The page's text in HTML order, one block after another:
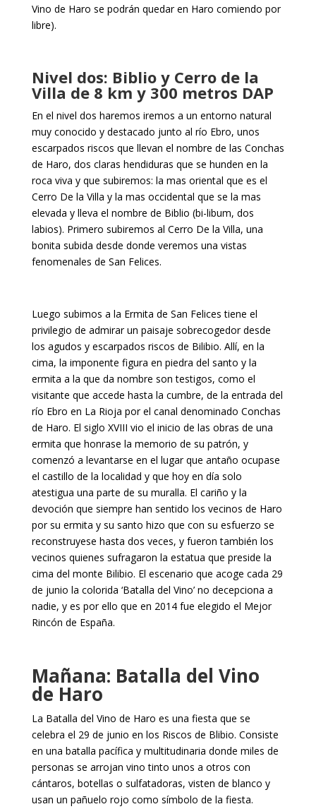
Vino de Haro se podrán quedar en Haro comiendo por
libre).
Nivel dos: Biblio y Cerro de la
Villa de 8 km y 300 metros DAP
En el nivel dos haremos iremos a un entorno natural
muy conocido y destacado junto al río Ebro, unos
escarpados riscos que llevan el nombre de las Conchas
de Haro, dos claras hendiduras que se hunden en la
roca viva y que subiremos: la mas oriental que es el
Cerro De la Villa y la mas occidental que se la mas
elevada y lleva el nombre de Biblio (bi-libum, dos
labios). Primero subiremos al Cerro De la Villa, una
bonita subida desde donde veremos una vistas
fenomenales de San Felices.
Luego subimos a la Ermita de San Felices tiene el
privilegio de admirar un paisaje sobrecogedor desde
los agudos y escarpados riscos de Bilibio. Allí, en la
cima, la imponente figura en piedra del santo y la
ermita a la que da nombre son testigos, como el
visitante que accede hasta la cumbre, de la entrada del
río Ebro en La Rioja por el canal denominado Conchas
de Haro. El siglo XVIII vio el inicio de las obras de una
ermita que honrase la memorio de su patrón, y
comenzó a levantarse en el lugar que antaño ocupase
el castillo de la localidad y que hoy en día solo
atestigua una parte de su muralla. El cariño y la
devoción que siempre han sentido los vecinos de Haro
por su ermita y su santo hizo que con su esfuerzo se
reconstruyese hasta dos veces, y fueron también los
vecinos quienes sufragaron la estatua que preside la
cima del monte Bilibio. El escenario que acoge cada 29
de junio la colorida ‘Batalla del Vino’ no decepciona a
nadie, y es por ello que en 2014 fue elegido el Mejor
Rincón de España.
Mañana: Batalla del Vino
de Haro
La Batalla del Vino de Haro es una fiesta que se
celebra el 29 de junio en los Riscos de Blibio. Consiste
en una batalla pacífica y multitudinaria donde miles de
personas se arrojan vino tinto unos a otros con
cántaros, botellas o sulfatadoras, visten de blanco y
usan un pañuelo rojo como símbolo de la fiesta.